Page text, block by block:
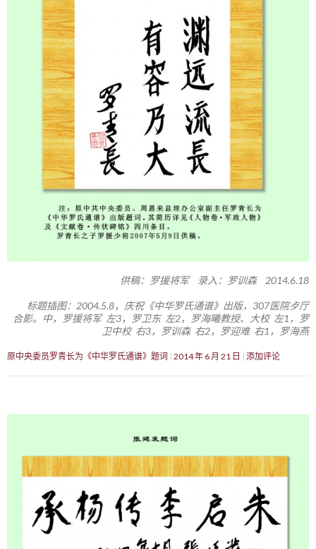
供稿：罗援将军 录入：罗训森 2014.6.18
标题插图：2004.5.8，庆祝《中华罗氏通谱》出版，307医院歺厅
合影。中，罗援将军 左3，罗卫东 左2，罗海曦教授、大校 左1，罗
卫中校 右3，罗训森 右2，罗迎难 右1，罗海燕
原中央委员罗青长为《中华罗氏通谱》题词 2014 年 6 月 21 日 添加评论